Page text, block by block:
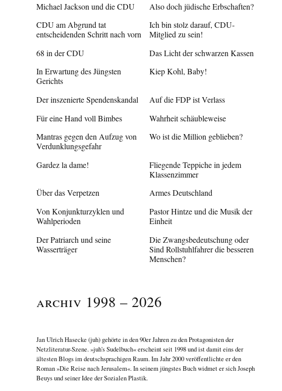
Michael Jackson und die CDU
Also doch jüdische Erbschaften?
CDU am Abgrund tat
entscheidenden Schritt nach vorn
Ich bin stolz darauf, CDU-
Mitglied zu sein!
68 in der CDU
Das Licht der schwarzen Kassen
In Erwartung des Jüngsten
Gerichts
Kiep Kohl, Baby!
Der inszenierte Spendenskandal
Auf die FDP ist Verlass
Für eine Hand voll Bimbes
Wahrheit schäubleweise
Mantras gegen den Aufzug von
Verdunklungsgefahr
Wo ist die Million geblieben?
Gardez la dame!
Fliegende Teppiche in jedem
Klassenzimmer
Über das Verpetzen
Armes Deutschland
Von Konjunkturzyklen und
Wahlperioden
Pastor Hintze und die Musik der
Einheit
Der Patriarch und seine
Wasserträger
Die Zwangsbedeutschung oder
Sind Rollstuhlfahrer die besseren
Menschen?
Archiv 1998 – 2026
Jan Ulrich Hasecke (juh) gehörte in den 90er Jahren zu den Protagonisten der
Netzliteratur-Szene. »juh's Sudelbuch« erscheint seit 1998 und ist damit eins der
ältesten Blogs im deutschsprachigen Raum. Im Jahr 2000 veröffentlichte er den
Roman»Die Reise nach Jerusalem«. In seinem jüngstes Buch widmet er sichJoseph
Beuys und seiner Idee der Sozialen Plastik.